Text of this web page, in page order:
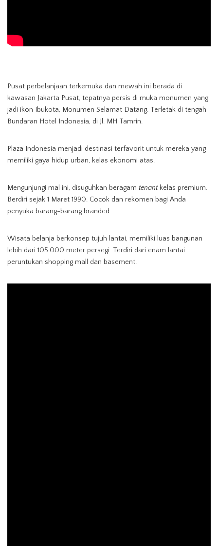
Pusat perbelanjaan terkemuka dan mewah ini berada di
kawasan Jakarta Pusat, tepatnya persis di muka monumen yang
jadi ikon Ibukota, Monumen Selamat Datang. Terletak di tengah
Bundaran Hotel Indonesia, di Jl. MH Tamrin.
Plaza Indonesia menjadi destinasi terfavorit untuk mereka yang
memiliki gaya hidup urban, kelas ekonomi atas.
Mengunjungi mal ini, disuguhkan beragam tenantkelas premium.
Berdiri sejak 1 Maret 1990. Cocok dan rekomen bagi Anda
penyuka barang-barang branded.
Wisata belanja berkonsep tujuh lantai, memiliki luas bangunan
lebih dari 105.000 meter persegi. Terdiri dari enam lantai
peruntukan shopping mall dan basement.